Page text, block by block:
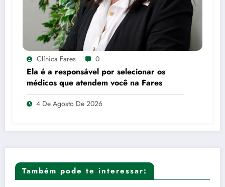
Clínica Fares 0
Ela é a responsável por selecionar os
médicos que atendem você na Fares
4 De Agosto De 2026
Também pode te interessar: